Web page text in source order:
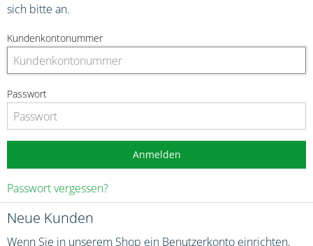
Neue Kunden
Wenn Sie in unserem Shop ein Benutzerkonto einrichten,
sich bitte an.
Kundenkontonummer
Passwort
Anmelden
Passwort vergessen?